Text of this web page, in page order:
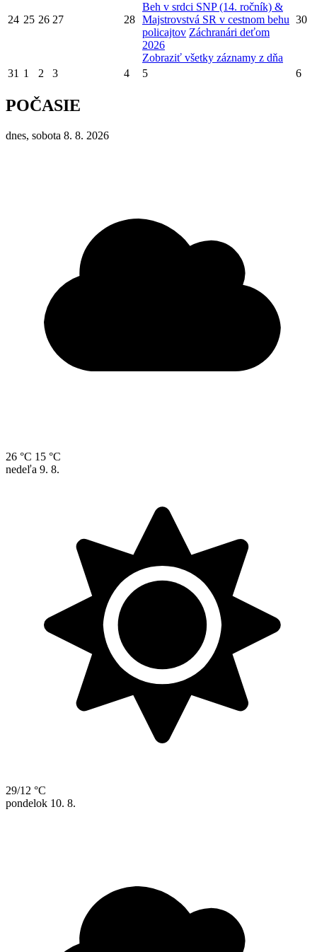
24 25 26 27 28
Beh v srdci SNP (14. ročník) &
Majstrovstvá SR v cestnom behu
policajtov Záchranári deťom
2026
Zobraziť všetky záznamy z dňa
30
31 1 2 3 4 5 6
POČASIE
dnes, sobota 8. 8. 2026
26 °C 15 °C
nedeľa 9. 8.
29/12 °C
pondelok 10. 8.